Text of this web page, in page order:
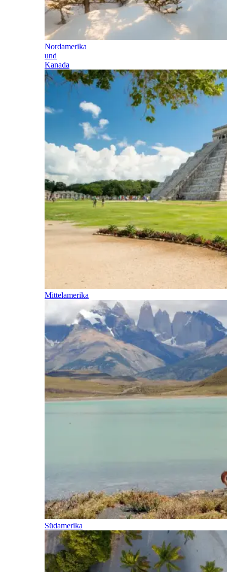
Nordamerika
und
Kanada
Mittelamerika
Südamerika